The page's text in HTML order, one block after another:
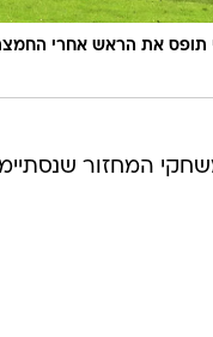
תופס את הראש אחרי